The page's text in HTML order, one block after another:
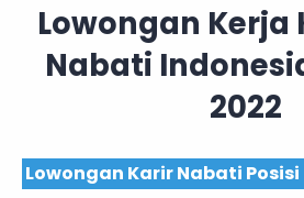
Lowongan Kerja
Nabati
2022
Lowongan Karir Nabati Posisi